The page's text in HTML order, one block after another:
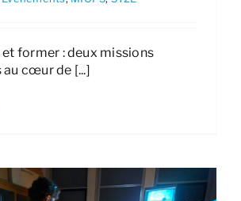
former : deux missions
cœur de [...]